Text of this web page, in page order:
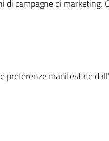
campagne di marketing.
preferenze manifestate